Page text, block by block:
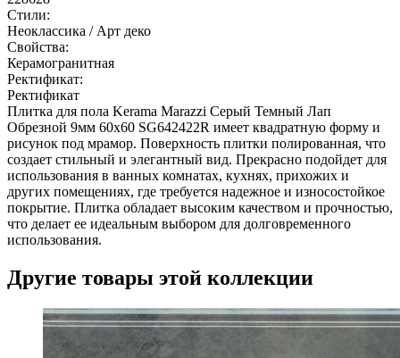
Стили:
Неоклассика / Арт деко
Свойства:
Керамогранитная
Ректификат:
Ректификат
Плитка для пола Kerama Marazzi Серый Темный Лап
Обрезной 9мм 60x60 SG642422R имеет квадратную форму и
рисунок под мрамор. Поверхность плитки полированная, что
создает стильный и элегантный вид. Прекрасно подойдет для
использования в ванных комнатах, кухнях, прихожих и
других помещениях, где требуется надежное и износостойкое
покрытие. Плитка обладает высоким качеством и прочностью,
что делает ее идеальным выбором для долговременного
использования.
Другие товары этой коллекции